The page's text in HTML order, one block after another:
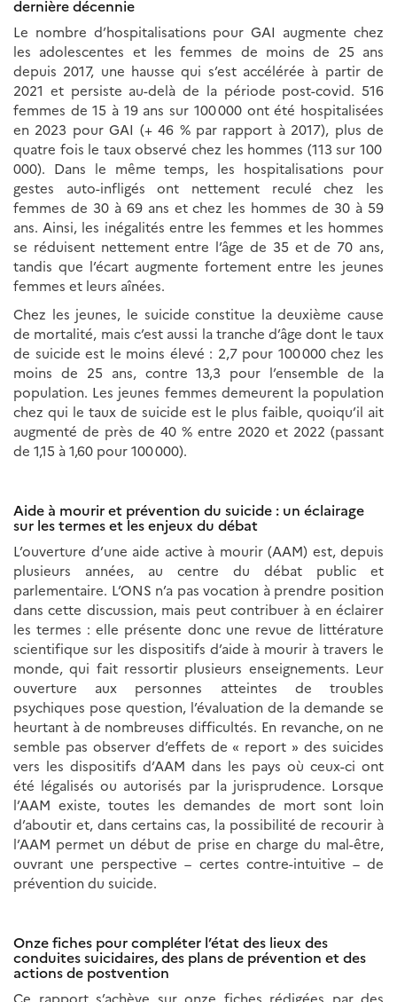
dernière décennie
Le nombre d’hospitalisations pour GAI augmente chez
les adolescentes et les femmes de moins de 25 ans
depuis 2017, une hausse qui s’est accélérée à partir de
2021 et persiste au-delà de la période post-covid. 516
femmes de 15 à 19 ans sur 100 000 ont été hospitalisées
en 2023 pour GAI (+ 46 % par rapport à 2017), plus de
quatre fois le taux observé chez les hommes (113 sur 100
000). Dans le même temps, les hospitalisations pour
gestes auto-infligés ont nettement reculé chez les
femmes de 30 à 69 ans et chez les hommes de 30 à 59
ans. Ainsi, les inégalités entre les femmes et les hommes
se réduisent nettement entre l’âge de 35 et de 70 ans,
tandis que l’écart augmente fortement entre les jeunes
femmes et leurs aînées.
Chez les jeunes, le suicide constitue la deuxième cause
de mortalité, mais c’est aussi la tranche d’âge dont le taux
de suicide est le moins élevé : 2,7 pour 100 000 chez les
moins de 25 ans, contre 13,3 pour l’ensemble de la
population. Les jeunes femmes demeurent la population
chez qui le taux de suicide est le plus faible, quoiqu’il ait
augmenté de près de 40 % entre 2020 et 2022 (passant
de 1,15 à 1,60 pour 100 000).
Aide à mourir et prévention du suicide : un éclairage
sur les termes et les enjeux du débat
L’ouverture d’une aide active à mourir (AAM) est, depuis
plusieurs années, au centre du débat public et
parlementaire. L’ONS n’a pas vocation à prendre position
dans cette discussion, mais peut contribuer à en éclairer
les termes : elle présente donc une revue de littérature
scientifique sur les dispositifs d’aide à mourir à travers le
monde, qui fait ressortir plusieurs enseignements. Leur
ouverture aux personnes atteintes de troubles
psychiques pose question, l’évaluation de la demande se
heurtant à de nombreuses difficultés. En revanche, on ne
semble pas observer d’effets de « report » des suicides
vers les dispositifs d’AAM dans les pays où ceux-ci ont
été légalisés ou autorisés par la jurisprudence. Lorsque
l’AAM existe, toutes les demandes de mort sont loin
d’aboutir et, dans certains cas, la possibilité de recourir à
l’AAM permet un début de prise en charge du mal-être,
ouvrant une perspective – certes contre-intuitive – de
prévention du suicide.
Onze fiches pour compléter l’état des lieux des
conduites suicidaires, des plans de prévention et des
actions de postvention